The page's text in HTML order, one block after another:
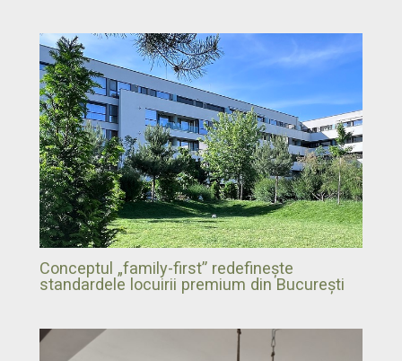
Conceptul „family-first” redefinește
standardele locuirii premium din București